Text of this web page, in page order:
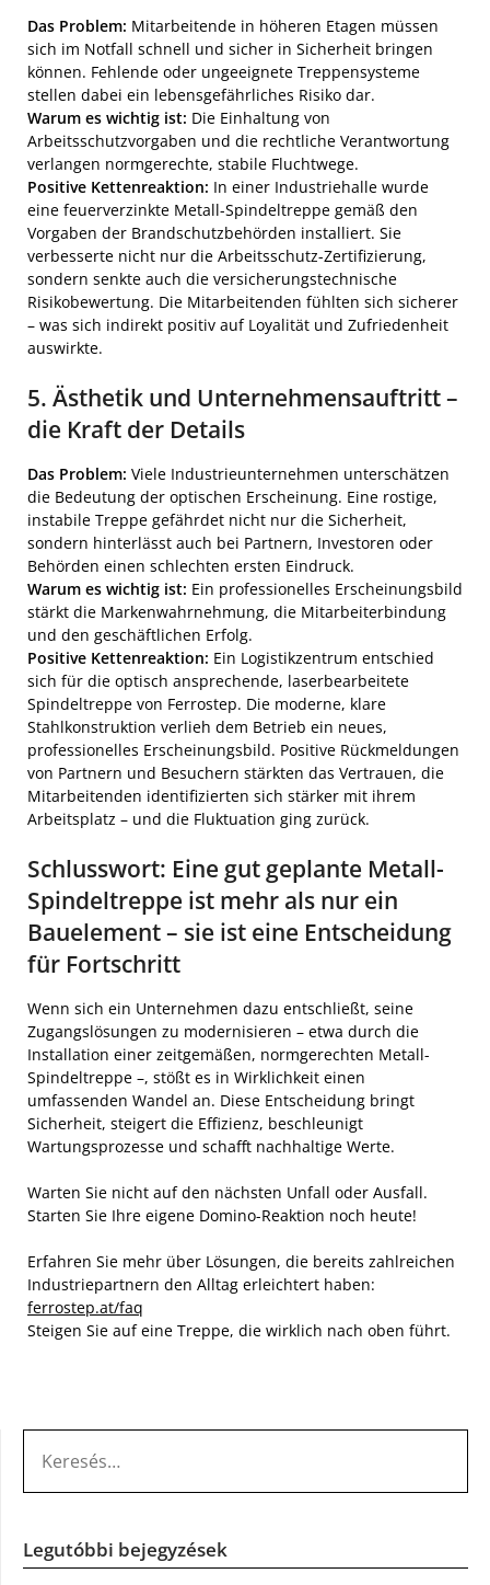
Das Problem: Mitarbeitende in höheren Etagen müssen
sich im Notfall schnell und sicher in Sicherheit bringen
können. Fehlende oder ungeeignete Treppensysteme
stellen dabei ein lebensgefährliches Risiko dar.
Warum es wichtig ist: Die Einhaltung von
Arbeitsschutzvorgaben und die rechtliche Verantwortung
verlangen normgerechte, stabile Fluchtwege.
Positive Kettenreaktion: In einer Industriehalle wurde
eine feuerverzinkte Metall-Spindeltreppe gemäß den
Vorgaben der Brandschutzbehörden installiert. Sie
verbesserte nicht nur die Arbeitsschutz-Zertifizierung,
sondern senkte auch die versicherungstechnische
Risikobewertung. Die Mitarbeitenden fühlten sich sicherer
– was sich indirekt positiv auf Loyalität und Zufriedenheit
auswirkte.
5. Ästhetik und Unternehmensauftritt –
die Kraft der Details
Das Problem: Viele Industrieunternehmen unterschätzen
die Bedeutung der optischen Erscheinung. Eine rostige,
instabile Treppe gefährdet nicht nur die Sicherheit,
sondern hinterlässt auch bei Partnern, Investoren oder
Behörden einen schlechten ersten Eindruck.
Warum es wichtig ist: Ein professionelles Erscheinungsbild
stärkt die Markenwahrnehmung, die Mitarbeiterbindung
und den geschäftlichen Erfolg.
Positive Kettenreaktion: Ein Logistikzentrum entschied
sich für die optisch ansprechende, laserbearbeitete
Spindeltreppe von Ferrostep. Die moderne, klare
Stahlkonstruktion verlieh dem Betrieb ein neues,
professionelles Erscheinungsbild. Positive Rückmeldungen
von Partnern und Besuchern stärkten das Vertrauen, die
Mitarbeitenden identifizierten sich stärker mit ihrem
Arbeitsplatz – und die Fluktuation ging zurück.
Schlusswort: Eine gut geplante Metall-
Spindeltreppe ist mehr als nur ein
Bauelement – sie ist eine Entscheidung
für Fortschritt
Wenn sich ein Unternehmen dazu entschließt, seine
Zugangslösungen zu modernisieren – etwa durch die
Installation einer zeitgemäßen, normgerechten Metall-
Spindeltreppe –, stößt es in Wirklichkeit einen
umfassenden Wandel an. Diese Entscheidung bringt
Sicherheit, steigert die Effizienz, beschleunigt
Wartungsprozesse und schafft nachhaltige Werte.
Warten Sie nicht auf den nächsten Unfall oder Ausfall.
Starten Sie Ihre eigene Domino-Reaktion noch heute!
Erfahren Sie mehr über Lösungen, die bereits zahlreichen
Industriepartnern den Alltag erleichtert haben:
ferrostep.at/faq
Steigen Sie auf eine Treppe, die wirklich nach oben führt.
Legutóbbi bejegyzések